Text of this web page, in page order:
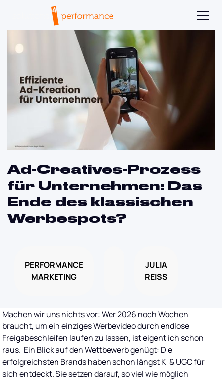
Ad-Creatives-Prozess
für Unternehmen: Das
Ende des klassischen
Werbespots?
PERFORMANCE
MARKETING
JULIA
REISS
Machen wir uns nichts vor: Wer 2026 noch Wochen
braucht, um ein einziges Werbevideo durch endlose
Freigabeschleifen laufen zu lassen, ist eigentlich schon
raus. Ein Blick auf den Wettbewerb genügt: Die
erfolgreichsten Brands haben schon längst KI & UGC für
sich entdeckt. Sie setzen darauf, so viel wie möglich